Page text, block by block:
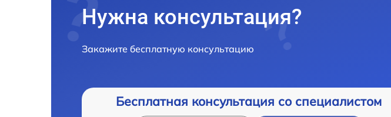
Нужна консультация?
Закажите бесплатную консультацию
Бесплатная консультация со специалистом